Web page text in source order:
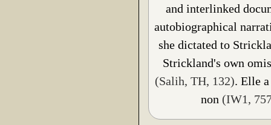
and interlinked
autobiographical
she dictated to
Strickland's own
(Salih, TH, 132). Elle
non (IW1,